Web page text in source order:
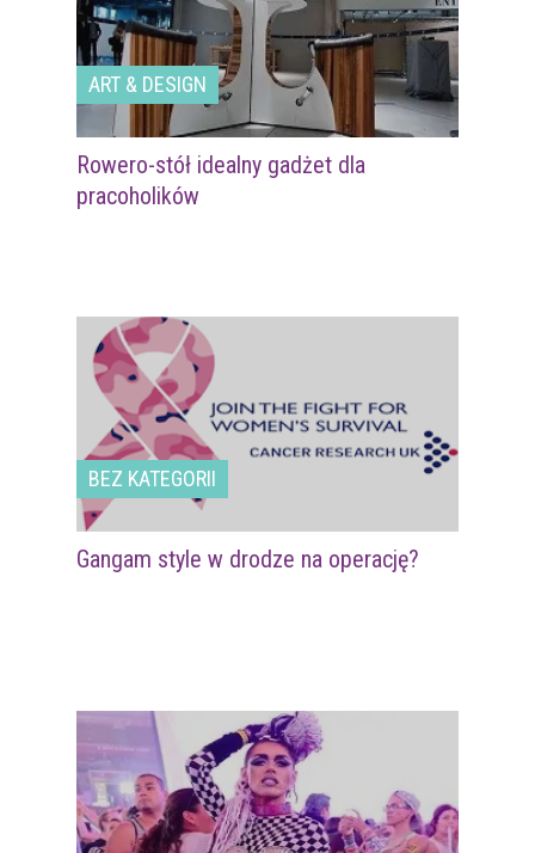
ART & DESIGN
Rowero-stół idealny gadżet dla
pracoholików
BEZ KATEGORII
Gangam style w drodze na operację?